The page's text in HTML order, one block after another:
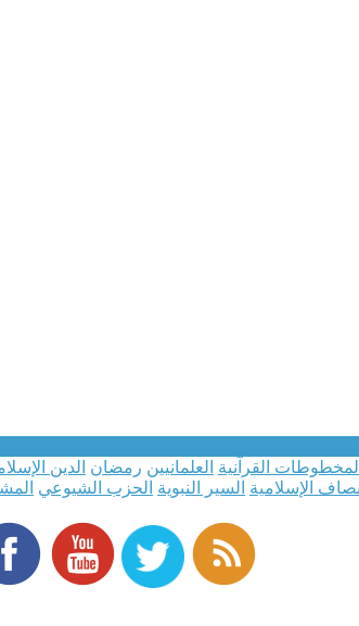
القرآنية العلمانيين رمضان الدين
الإسلامية السير النبوية الحزب الشيوعي